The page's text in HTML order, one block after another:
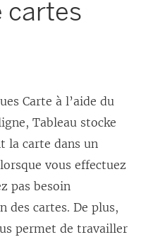
cartes
Carte à l’aide du
Tableau stocke
la carte dans un
vous effectuez
pas besoin
des cartes. De plus,
permet de travailler